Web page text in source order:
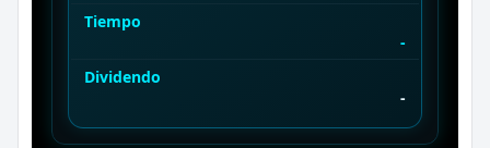
Tiempo
-
Dividendo
-